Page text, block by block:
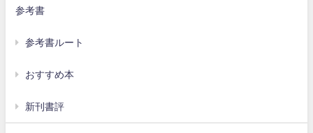
参考書
参考書ルート
おすすめ本
新刊書評